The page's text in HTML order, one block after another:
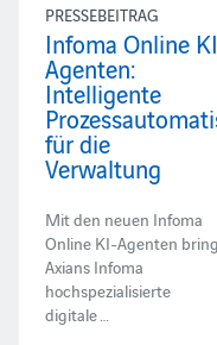
PRESSEBEITRAG
Infoma Online
Agenten:
Intelligente
für die
Verwaltung
Mit den neuen Infoma
Online KI-Agenten
Axians Infoma
hochspezialisierte
digitale …